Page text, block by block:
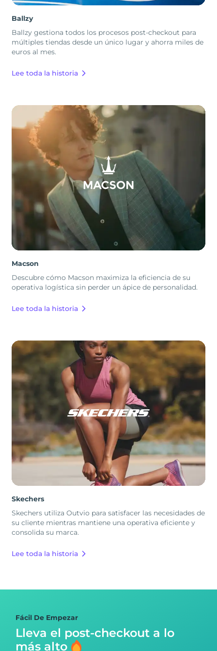
Ballzy
Ballzy gestiona todos los procesos post-checkout para
múltiples tiendas desde un único lugar y ahorra miles de
euros al mes.
Lee toda la historia
Macson
Descubre cómo Macson maximiza la eficiencia de su
operativa logística sin perder un ápice de personalidad.
Lee toda la historia
Skechers
Skechers utiliza Outvio para satisfacer las necesidades de
su cliente mientras mantiene una operativa eficiente y
consolida su marca.
Lee toda la historia
Fácil De Empezar
Lleva el post-checkout a lo
más alto